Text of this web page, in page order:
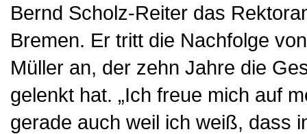
Bernd Scholz-Reiter das
Bremen. Er tritt die Nachfolge
Müller an, der zehn Jahre die
gelenkt hat. „Ich freue mich auf
gerade auch weil ich weiß, dass